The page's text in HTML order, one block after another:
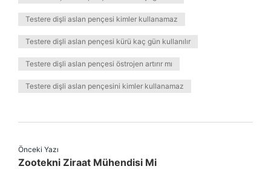
Testere dişli aslan pençesi kimler kullanamaz
Testere dişli aslan pençesi kürü kaç gün kullanılır
Testere dişli aslan pençesi östrojen artırır mı
Testere dişli aslan pençesini kimler kullanamaz
Önceki Yazı
Zootekni Ziraat Mühendisi Mi